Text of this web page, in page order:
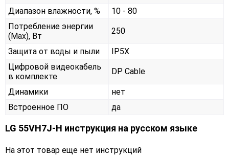
Диапазон влажности, %
10 - 80
Потребление энергии
(Max), Вт
250
Защита от воды и пыли
IP5X
Цифровой видеокабель
в комплекте
DP Cable
Динамики
нет
Встроенное ПО
да
LG 55VH7J-H инструкция на русском языке
На этот товар еще нет инструкций